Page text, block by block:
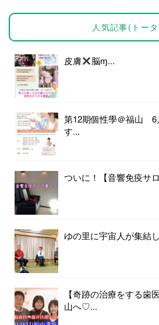
人気記事(トー
皮膚 脳ɱ...
第12期個性學＠福山 6
す...
ついに！【音響免疫サ
ゆの里に宇宙人が集結
【奇跡の治療をする歯
山へ♡...